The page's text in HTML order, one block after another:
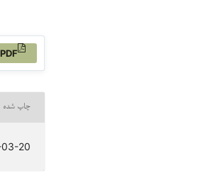
PDF
چاپ شده
20